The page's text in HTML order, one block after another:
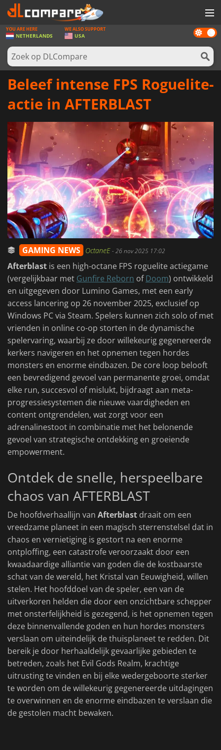
SPELLEN
GAME CARDS
SOFTWARE
LOG IN OF REGISTREER
Dark
mode
YOU ARE HERE
NETHERLANDS
WE ALSO SUPPORT
USA
Beleef intense FPS Roguelite-
actie in AFTERBLAST
GAMING NEWS OctaneE-26 nov 2025 17:02
Afterblast is een high-octane FPS roguelite actiegame
(vergelijkbaar met Gunfire Reborn ofDoom) ontwikkeld
en uitgegeven door Lumino Games, met een early
access lancering op 26 november 2025, exclusief op
Windows PC via Steam. Spelers kunnen zich solo of met
vrienden in online co-op storten in de dynamische
spelervaring, waarbij ze door willekeurig gegenereerde
kerkers navigeren en het opnemen tegen hordes
monsters en enorme eindbazen. De core loop belooft
een bevredigend gevoel van permanente groei, omdat
elke run, succesvol of mislukt, bijdraagt aan meta-
progressiesystemen die nieuwe vaardigheden en
content ontgrendelen, wat zorgt voor een
adrenalinestoot in combinatie met het belonende
gevoel van strategische ontdekking en groeiende
empowerment.
Ontdek de snelle, herspeelbare
chaos van AFTERBLAST
De hoofdverhaallijn van Afterblast draait om een
vreedzame planeet in een magisch sterrenstelsel dat in
chaos en vernietiging is gestort na een enorme
ontploffing, een catastrofe veroorzaakt door een
kwaadaardige alliantie van goden die de kostbaarste
schat van de wereld, het Kristal van Eeuwigheid, willen
stelen. Het hoofddoel van de speler, een van de
uitverkoren helden die door een onzichtbare schepper
met onsterfelijkheid is gezegend, is het opnemen tegen
deze binnenvallende goden en hun hordes monsters
verslaan om uiteindelijk de thuisplaneet te redden. Dit
bereik je door herhaaldelijk gevaarlijke gebieden te
betreden, zoals het Evil Gods Realm, krachtige
uitrusting te vinden en bij elke wedergeboorte sterker
te worden om de willekeurig gegenereerde uitdagingen
te overwinnen en de enorme eindbazen te verslaan die
de gestolen macht bewaken.